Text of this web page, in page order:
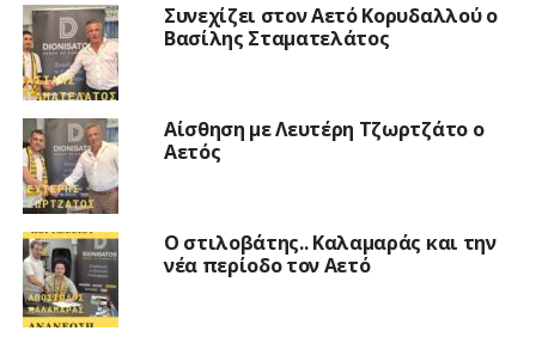
Συνεχίζει στον Αετό Κορυδαλλού ο
Βασίλης Σταματελάτος
Αίσθηση με Λευτέρη Τζωρτζάτο ο
Αετός
Ο στιλοβάτης.. Καλαμαράς και την
νέα περίοδο τον Αετό